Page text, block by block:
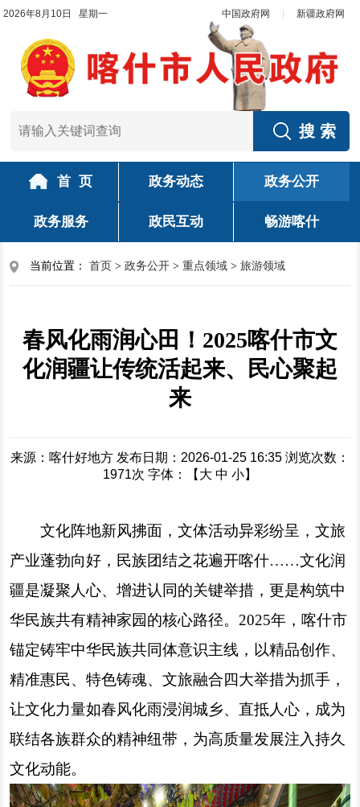
2026年8月10日 星期一 中国政府网 新疆政府网
首 页 政务动态 政务公开
政务服务 政民互动 畅游喀什
当前位置：首页 >政务公开 >重点领域 >旅游领域
春风化雨润心田！2025喀什市文
化润疆让传统活起来、民心聚起
来
来源：喀什好地方 发布日期：2026-01-25 16:35 浏览次数：
1971次 字体：【 大 中 小】
文化阵地新风拂面，文体活动异彩纷呈，文旅
产业蓬勃向好，民族团结之花遍开喀什……文化润
疆是凝聚人心、增进认同的关键举措，更是构筑中
华民族共有精神家园的核心路径。2025年，喀什市
锚定铸牢中华民族共同体意识主线，以精品创作、
精准惠民、特色铸魂、文旅融合四大举措为抓手，
让文化力量如春风化雨浸润城乡、直抵人心，成为
联结各族群众的精神纽带，为高质量发展注入持久
文化动能。